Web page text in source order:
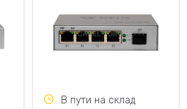
В пути на склад